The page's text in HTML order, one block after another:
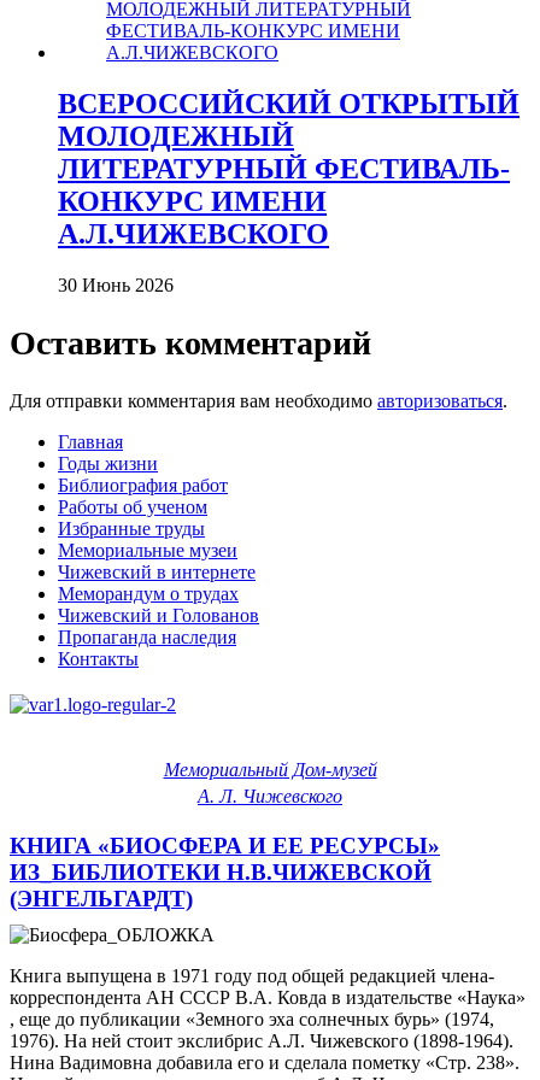
ВСЕРОССИЙСКИЙ ОТКРЫТЫЙ
МОЛОДЕЖНЫЙ
ЛИТЕРАТУРНЫЙ ФЕСТИВАЛЬ-
КОНКУРС ИМЕНИ
А.Л.ЧИЖЕВСКОГО
30 Июнь 2026
Оставить комментарий
Для отправки комментария вам необходимо авторизоваться.
Главная
Годы жизни
Библиография работ
Работы об ученом
Избранные труды
Мемориальные музеи
Чижевский в интернете
Меморандум о трудах
Чижевский и Голованов
Пропаганда наследия
Контакты
Мемориальный Дом-музей
А. Л. Чижевского
КНИГА «БИОСФЕРА И ЕЕ РЕСУРСЫ»
ИЗ_БИБЛИОТЕКИ Н.В.ЧИЖЕВСКОЙ
(ЭНГЕЛЬГАРДТ)
Книга выпущена в 1971 году под общей редакцией члена-
корреспондента АН СССР В.А. Ковда в издательстве «Наука»
, еще до публикации «Земного эха солнечных бурь» (1974,
1976). На ней стоит экслибрис А.Л. Чижевского (1898-1964).
Нина Вадимовна добавила его и сделала пометку «Стр. 238».